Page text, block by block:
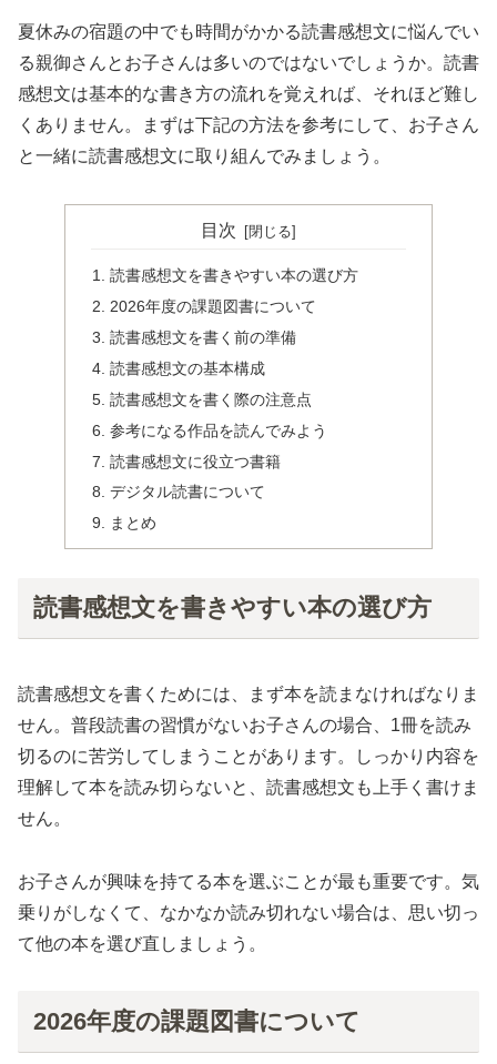
夏休みの宿題の中でも時間がかかる読書感想文に悩んでい
る親御さんとお子さんは多いのではないでしょうか。読書
感想文は基本的な書き方の流れを覚えれば、それほど難し
くありません。まずは下記の方法を参考にして、お子さん
と一緒に読書感想文に取り組んでみましょう。
目次
読書感想文を書きやすい本の選び方
2026年度の課題図書について
読書感想文を書く前の準備
読書感想文の基本構成
読書感想文を書く際の注意点
参考になる作品を読んでみよう
読書感想文に役立つ書籍
デジタル読書について
まとめ
読書感想文を書きやすい本の選び方
読書感想文を書くためには、まず本を読まなければなりま
せん。普段読書の習慣がないお子さんの場合、1冊を読み
切るのに苦労してしまうことがあります。しっかり内容を
理解して本を読み切らないと、読書感想文も上手く書けま
せん。
お子さんが興味を持てる本を選ぶことが最も重要です。気
乗りがしなくて、なかなか読み切れない場合は、思い切っ
て他の本を選び直しましょう。
2026年度の課題図書について